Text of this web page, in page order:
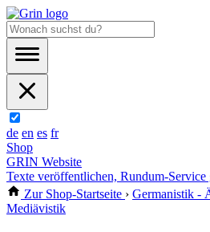
de en es fr
Shop
GRIN Website
Texte veröffentlichen, Rundum-Service
Zur Shop-Startseite › Germanistik -
Mediävistik